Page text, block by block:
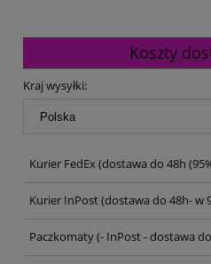
Koszty
Cena nie zawiera ewentualnych
Kraj wysyłki:
Kurier FedEx(dostawa do 48h
Kurier InPost(dostawa do 48h- w
Paczkomaty(- InPost - dostawa